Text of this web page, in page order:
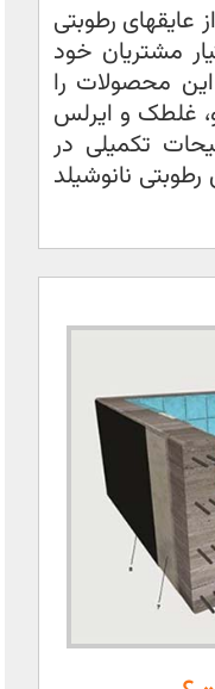
عایقهای رطوبتی
مشتریان خود
محصولات را
غلطک و ایرلس
تکمیلی در
نانوشیلد